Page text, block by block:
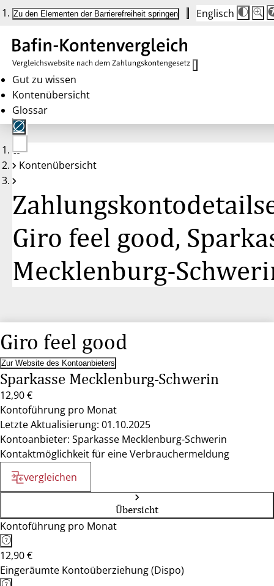
Zu den Elementen der Barrierefreiheit springen Englisch
Die
auf
100
100
Gut zu wissen
Kontenübersicht
Glossar
Keine
Konten
Kontenübersicht
Giro feel good,
Mecklenburg-
Giro feel good
Zur Website des Kontoanbieters
Sparkasse Mecklenburg-Schwerin
12,90 €
Kontoführung pro Monat
Letzte Aktualisierung: 01.10.2025
Kontoanbieter: Sparkasse Mecklenburg-Schwerin
Kontaktmöglichkeit für eine Verbrauchermeldung
vergleichen
Übersicht
Kontoführung pro Monat
12,90 €
Eingeräumte Kontoüberziehung (Dispo)